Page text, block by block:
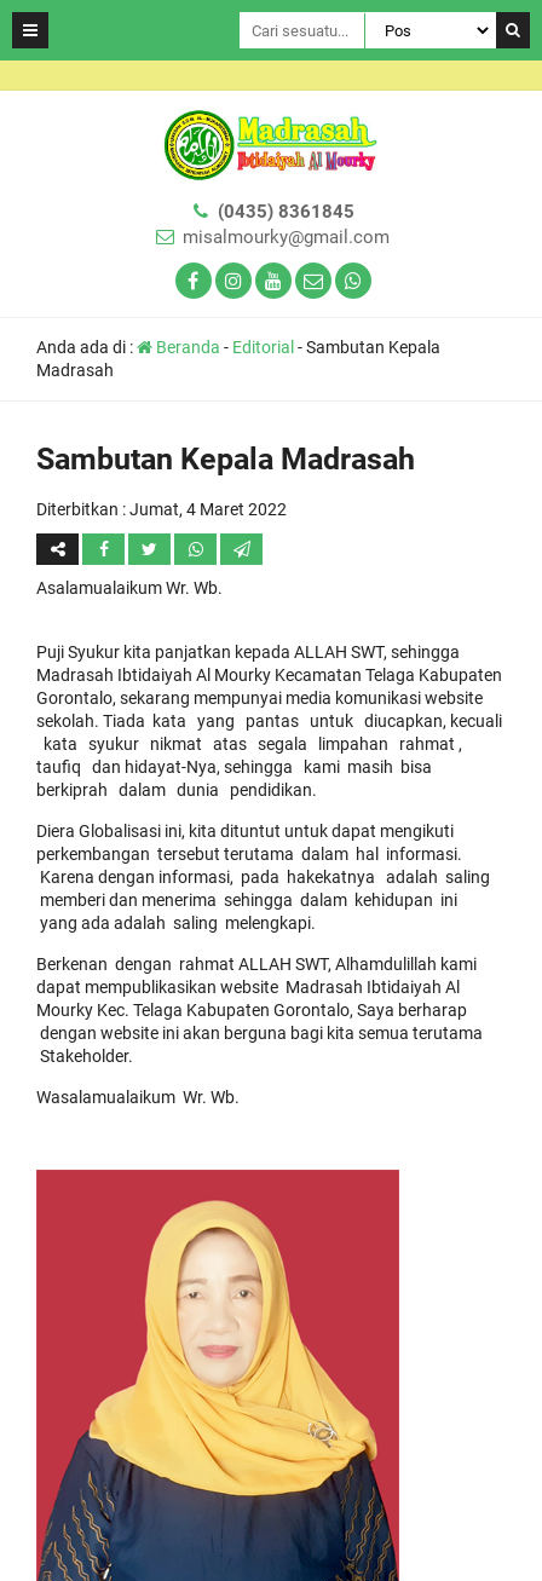
(0435) 8361845
misalmourky@gmail.com
Anda ada di : Beranda - Editorial -Sambutan Kepala
Madrasah
Sambutan Kepala Madrasah
Diterbitkan :Jumat, 4 Maret 2022
Asalamualaikum Wr. Wb.
Puji Syukur kita panjatkan kepada ALLAH SWT, sehingga
Madrasah Ibtidaiyah Al Mourky Kecamatan Telaga Kabupaten
Gorontalo, sekarang mempunyai media komunikasi website
sekolah. Tiada kata yang pantas untuk diucapkan, kecuali
kata syukur nikmat atas segala limpahan rahmat ,
taufiq dan hidayat-Nya, sehingga kami masih bisa
berkiprah dalam dunia pendidikan.
Diera Globalisasi ini, kita dituntut untuk dapat mengikuti
perkembangan tersebut terutama dalam hal informasi.
Karena dengan informasi, pada hakekatnya adalah saling
memberi dan menerima sehingga dalam kehidupan ini
yang ada adalah saling melengkapi.
Berkenan dengan rahmat ALLAH SWT, Alhamdulillah kami
dapat mempublikasikan website Madrasah Ibtidaiyah Al
Mourky Kec. Telaga Kabupaten Gorontalo, Saya berharap
dengan website ini akan berguna bagi kita semua terutama
Stakeholder.
Wasalamualaikum Wr. Wb.